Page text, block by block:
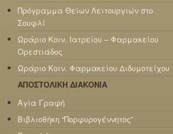
Πρόγραμμα Θείων Λειτουργιών στο
Σουφλί
Ωράριο Κοιν. Ιατρείου – Φαρμακείου
Ορεστιάδος
Ωράριο Κοιν. Φαρμακείου Διδυμοτείχου
ΑΠΟΣΤΟΛΙΚΗ ΔΙΑΚΟΝΙΑ
Αγία Γραφή
Βιβλιοθήκη “Πορφυρογέννητος”